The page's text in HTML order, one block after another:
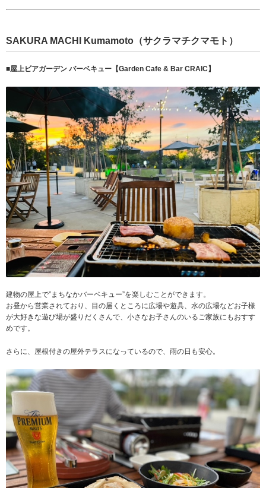
SAKURA MACHI Kumamoto（サクラマチクマモト）
■屋上ビアガーデン バーベキュー【Garden Cafe & Bar CRAIC】
建物の屋上で”まちなかバーベキュー”を楽しむことができます。
お昼から営業されており、目の届くところに広場や遊具、水の広場などお子様
が大好きな遊び場が盛りだくさんで、小さなお子さんのいるご家族にもおすす
めです。
さらに、屋根付きの屋外テラスになっているので、雨の日も安心。